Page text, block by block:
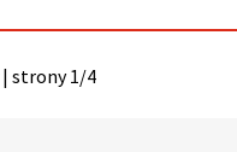
strony 1/4